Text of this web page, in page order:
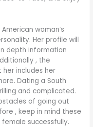
woman’s
Her profile will
depth information
, the
includes her
Dating a South
and complicated.
of going out
, keep in mind these
successfully.